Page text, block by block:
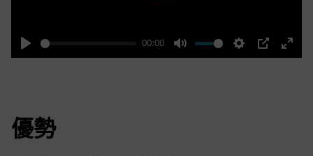
Play
00:00
Mute Settings
PIP
Enter
優勢